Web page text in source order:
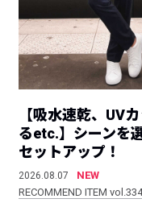
【吸水速乾、UV
るetc.】シーンを
セットアップ！
2026.08.07
NEW
RECOMMEND ITEM vol.334